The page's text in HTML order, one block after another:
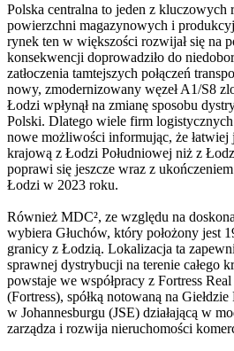
Polska centralna to jeden z
powierzchni magazynowych i
rynek ten w większości rozwijał się na
konsekwencji doprowadziło do
zatłoczenia tamtejszych połączeń
nowy, zmodernizowany węzeł A1/S8
Łodzi wpłynął na zmianę sposobu
Polski. Dlatego wiele firm
nowe możliwości informując, że
krajową z Łodzi Południowej niż z
poprawi się jeszcze wraz z
Łodzi w 2023 roku.
Również MDC², ze względu na
wybiera Głuchów, który położony jest
granicy z Łodzią. Lokalizacja ta
sprawnej dystrybucji na terenie całego
powstaje we współpracy z Fortress
(Fortress), spółką notowaną na
w Johannesburgu (JSE) działającą w
zarządza i rozwija nieruchomości